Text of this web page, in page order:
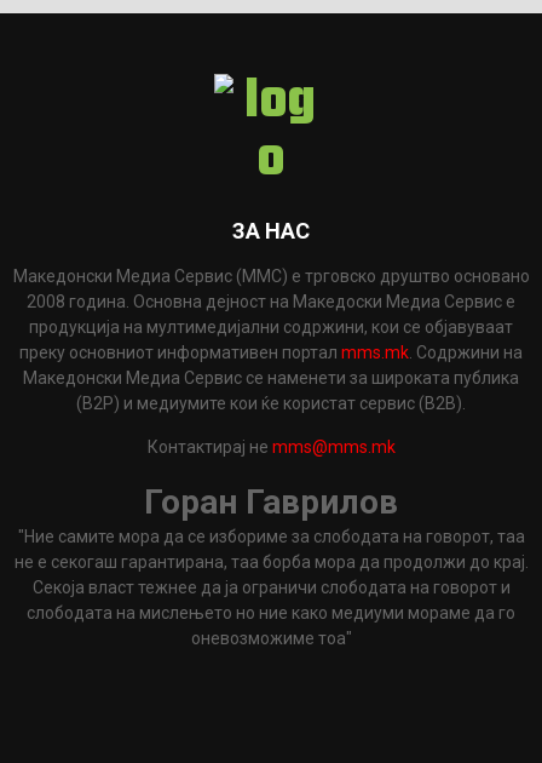
ЗА НАС
Македонски Медиа Сервис (ММС) е трговско друштво основано
2008 година. Основна дејност на Македоски Медиа Сервис е
продукција на мултимедијални содржини, кои се објавуваат
преку основниот информативен портал mms.mk . Содржини на
Македонски Медиа Сервис се наменети за широката публика
(B2P) и медиумите кои ќе користат сервис (B2B).
Контактирај не mms@mms.mk
Горан Гаврилов
"Ние самите мора да се избориме за слободата на говорот, таа
не е секогаш гарантирана, таа борба мора да продолжи до крај.
Секоја власт тежнее да ја ограничи слободата на говорот и
слободата на мислењето но ние како медиуми мораме да го
оневозможиме тоа"